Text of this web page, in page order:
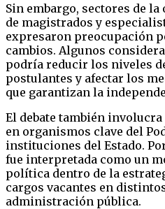
Sin embargo, sectores de
de magistrados y
expresaron preocupación
cambios. Algunos
podría reducir los niveles
postulantes y afectar los
que garantizan la
El debate también
en organismos clave del
instituciones del Estado.
fue interpretada como un
política dentro de la
cargos vacantes en
administración pública.